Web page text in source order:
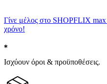
Γίνε μέλος στο SHOPFLIX max
χρόνο!
Ισχύουν όροι & προϋποθέσεις.